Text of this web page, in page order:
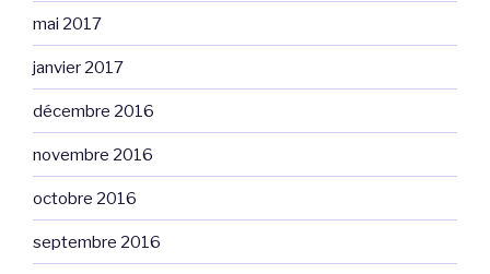
mai 2017
janvier 2017
décembre 2016
novembre 2016
octobre 2016
septembre 2016